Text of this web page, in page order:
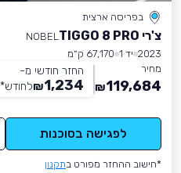
בפריסה ארצית
צ'רי TIGGO 8 PRO
NOBEL
2023 יד 1
67,170 ק״מ
מחיר
119,684
₪
החזר חודשי מ-
1,234
₪לחודש*
לפגישה בסוכנות
*חישוב ההחזר מפורט בתקנון